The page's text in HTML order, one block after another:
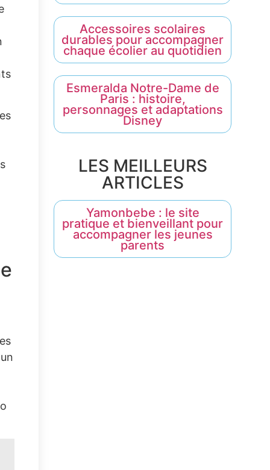
Accessoires scolaires
durables pour accompagner
chaque écolier au quotidien
Esmeralda Notre-Dame de
Paris : histoire,
personnages et adaptations
Disney
LES MEILLEURS
ARTICLES
Yamonbebe : le site
pratique et bienveillant pour
accompagner les jeunes
parents